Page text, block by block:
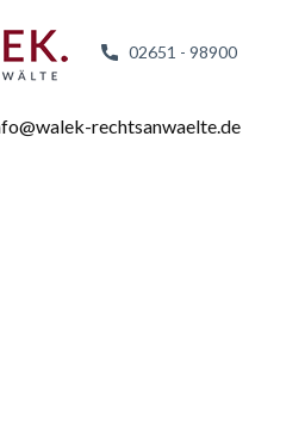
02651 - 98900
rechtsanwaelte.de